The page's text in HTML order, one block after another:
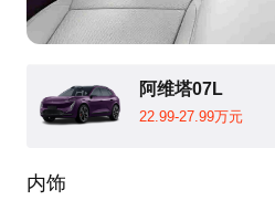
阿维塔07L
22.99-27.99万元
内饰